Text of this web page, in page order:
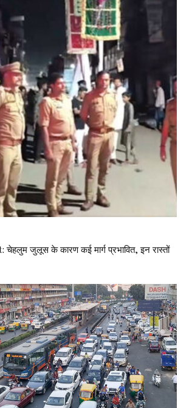
जुलूस के कारण कई मार्ग प्रभावित, इन रास्तों